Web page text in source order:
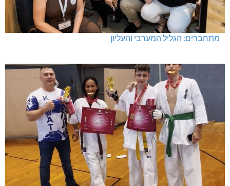
מעלות-תרשיחא: פסטיבל "באגליל - שכנים"